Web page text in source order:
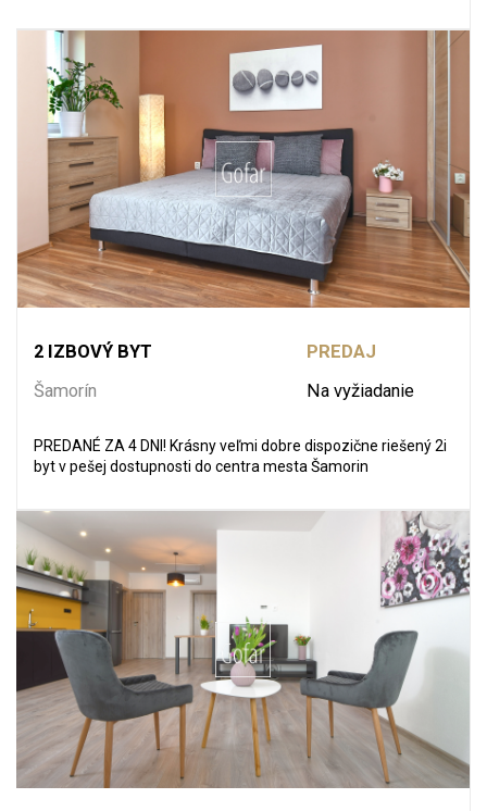
2 IZBOVÝ BYT
Šamorín
PREDAJ
Na vyžiadanie
PREDANÉ ZA 4 DNI! Krásny veľmi dobre dispozične riešený 2i
byt v pešej dostupnosti do centra mesta Šamorin